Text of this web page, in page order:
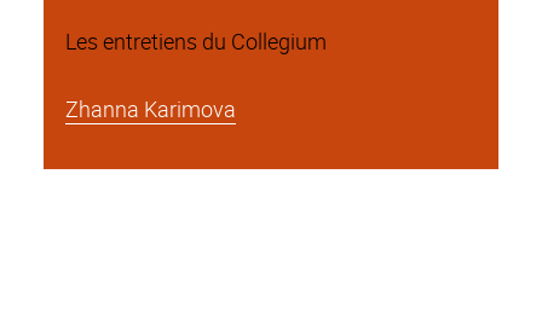
Les entretiens du Collegium
Zhanna Karimova